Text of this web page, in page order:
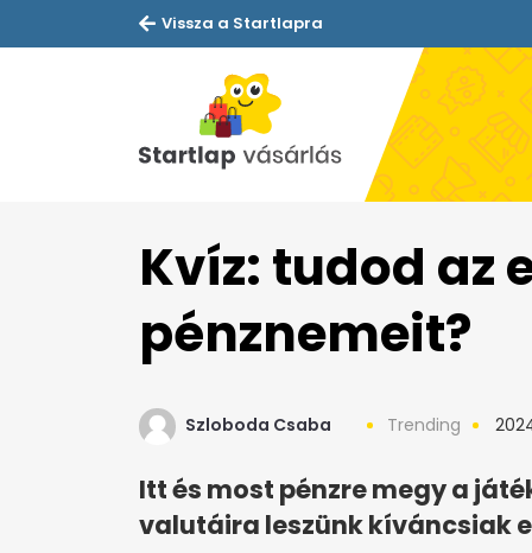
Vissza a Startlapra
Kvíz: tudod az
pénznemeit?
Szloboda Csaba Trending
Itt és most pénzre megy a
valutáira leszünk kíváncsiak